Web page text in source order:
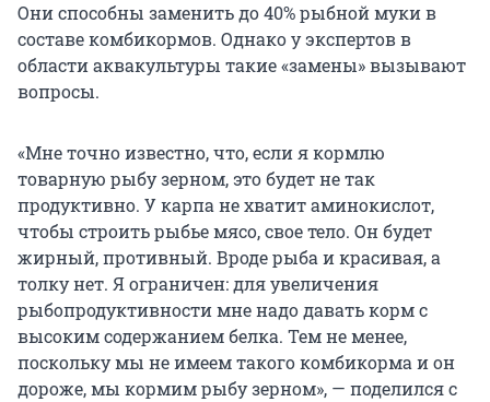
Они способны заменить до 40% рыбной муки в
составе комбикормов. Однако у экспертов в
области аквакультуры такие «замены» вызывают
вопросы.
«Мне точно известно, что, если я кормлю
товарную рыбу зерном, это будет не так
продуктивно. У карпа не хватит аминокислот,
чтобы строить рыбье мясо, свое тело. Он будет
жирный, противный. Вроде рыба и красивая, а
толку нет. Я ограничен: для увеличения
рыбопродуктивности мне надо давать корм с
высоким содержанием белка. Тем не менее,
поскольку мы не имеем такого комбикорма и он
дороже, мы кормим рыбу зерном», — поделился с